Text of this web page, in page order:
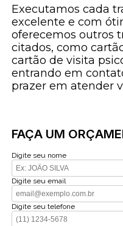
Executamos cada
excelente e com
oferecemos outros
citados, como
cartão de visita
entrando em
prazer em atender
FAÇA UM
Digite seu nome
Digite seu email
Digite seu telefone